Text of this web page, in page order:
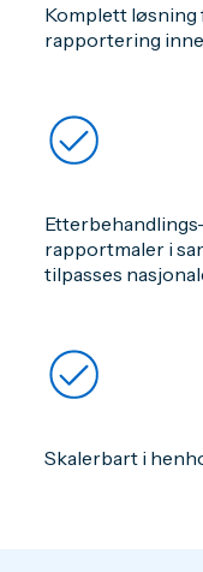
Komplett løsning
rapportering
rapportmaler i
tilpasses
Skalerbart i